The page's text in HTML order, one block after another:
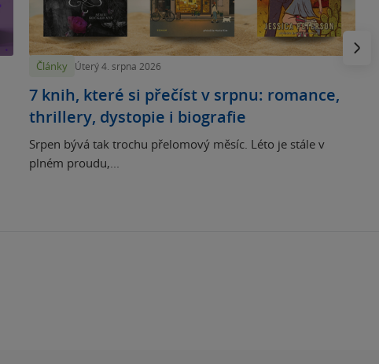
Články Úterý 4. srpna 2026
7 knih, které si přečíst v srpnu: romance,
thrillery, dystopie i biografie
Srpen bývá tak trochu přelomový měsíc. Léto je stále v
plném proudu,...